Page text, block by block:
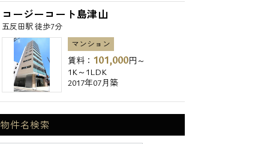
コージーコート島津山
五反田駅 徒歩7分
マンション
賃料： 101,000円～
1K～1LDK
2017年07月築
物件名検索